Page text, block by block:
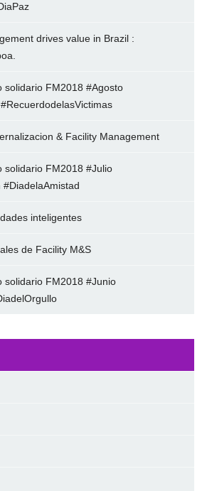
drives value in Brazil :
solidario FM2018 #Agosto
& Facility Management
solidario FM2018 #Julio
inteligentes
de Facility M&S
solidario FM2018 #Junio